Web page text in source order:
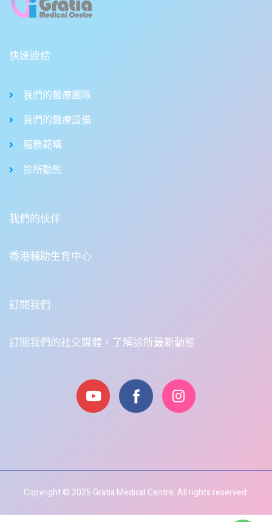
快速連結
我們的醫療團隊
我們的醫療設備
服務範疇
診所動態
我們的伙伴
香港輔助生育中心
訂閱我們
訂閱我們的社交媒體，了解診所最新動態
Copyright © 2025 Gratia Medical Centre. All rights reserved.